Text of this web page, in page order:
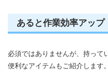
あると作業効率アッ
必須ではありませんが、持って
便利なアイテムもご紹介します。